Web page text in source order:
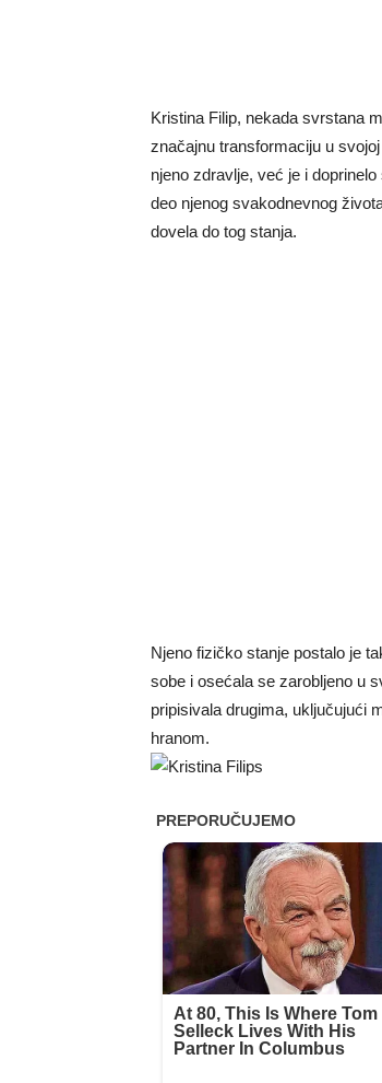
Kristina Filip, nekada svrstana
značajnu transformaciju u
njeno zdravlje, već je i
deo njenog svakodnevnog
dovela do tog stanja.
Njeno fizičko stanje postalo je
sobe i osećala se zarobljeno u
pripisivala drugima, uključujući
hranom.